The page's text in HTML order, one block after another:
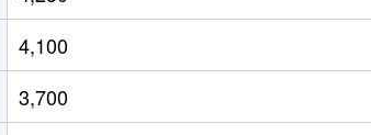
徒歩6分 105m² 55m²
徒歩10分 165m² 120m²
徒歩5分 170m² 85m²
4,100
3,700